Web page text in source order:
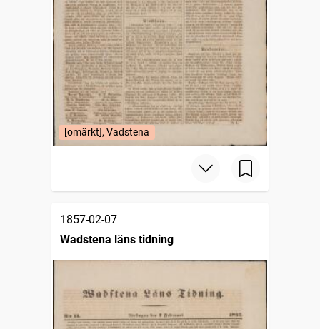
[omärkt], Vadstena
1857-02-07
Wadstena läns tidning